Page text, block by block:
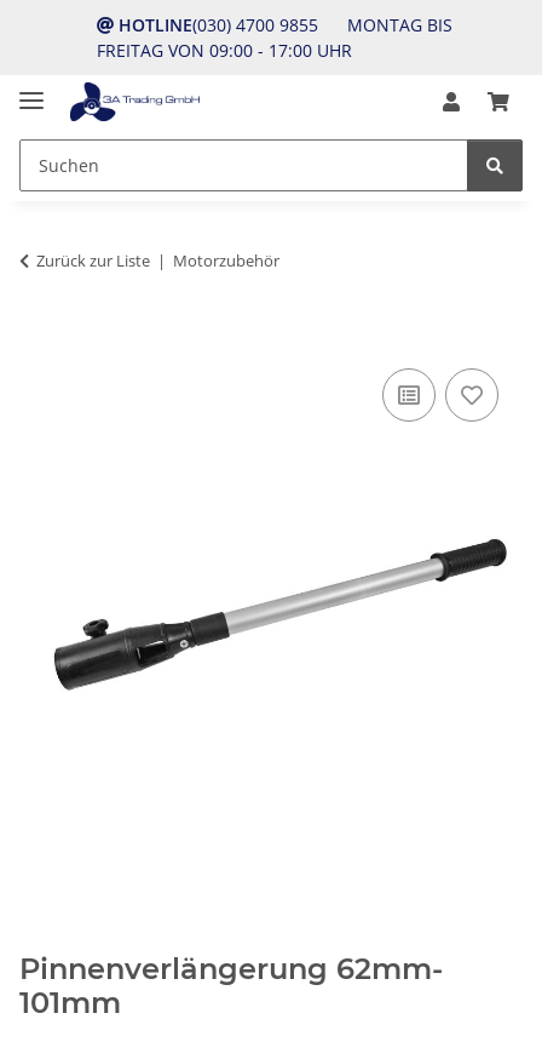
HOTLINE(030) 4700 9855 MONTAG BIS
FREITAG VON 09:00 - 17:00 UHR
Zurück zur Liste Motorzubehör
Pinnenverlängerung 62mm-
101mm